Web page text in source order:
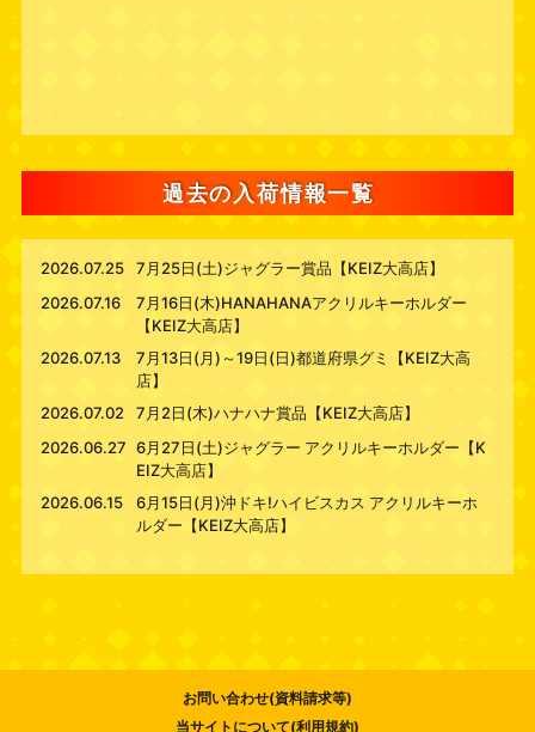
過去の入荷情報一覧
2026.07.25
7月25日(土)ジャグラー賞品【KEIZ大高店】
2026.07.16
7月16日(木)HANAHANAアクリルキーホルダー
【KEIZ大高店】
2026.07.13
7月13日(月)～19日(日)都道府県グミ【KEIZ大高
店】
2026.07.02
7月2日(木)ハナハナ賞品【KEIZ大高店】
2026.06.27 6月27日(土)ジャグラー アクリルキーホルダー【K
EIZ大高店】
2026.06.15
6月15日(月)沖ドキ!ハイビスカス アクリルキーホ
ルダー【KEIZ大高店】
EIZ大高店】
2026.05.18
5月18日(月)ゴルフマーカー【KEIZ大高店】
4月18日(土)Sammy トロフィーアクリルコレクシ
ョン【KEIZ大高店】
お問い合わせ(資料請求等)
当サイトについて(利用規約)